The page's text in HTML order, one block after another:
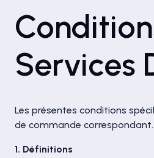
Services
Les présentes conditions
de commande correspondant.
1. Définitions